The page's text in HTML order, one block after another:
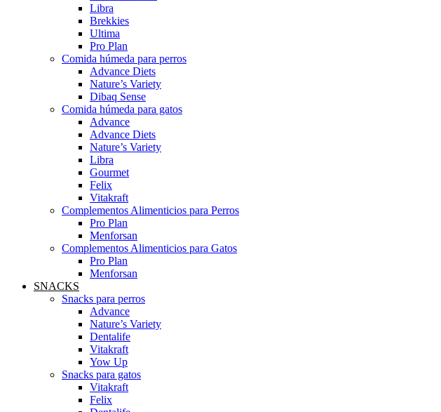
Libra
Brekkies
Ultima
Pro Plan
Comida húmeda para perros
Advance Diets
Nature’s Variety
Dibaq Sense
Comida húmeda para gatos
Advance
Advance Diets
Nature’s Variety
Libra
Gourmet
Felix
Vitakraft
Complementos Alimenticios para Perros
Pro Plan
Menforsan
Complementos Alimenticios para Gatos
Pro Plan
Menforsan
SNACKS
Snacks para perros
Advance
Nature’s Variety
Dentalife
Vitakraft
Yow Up
Snacks para gatos
Vitakraft
Felix